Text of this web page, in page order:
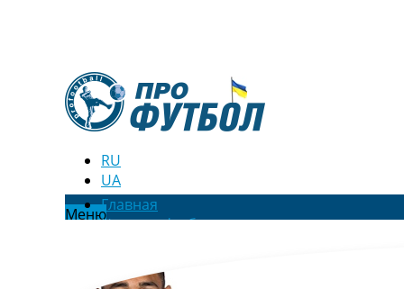
RU
UA
МенюГлавная
Новости футбола
Новости футбола Украины